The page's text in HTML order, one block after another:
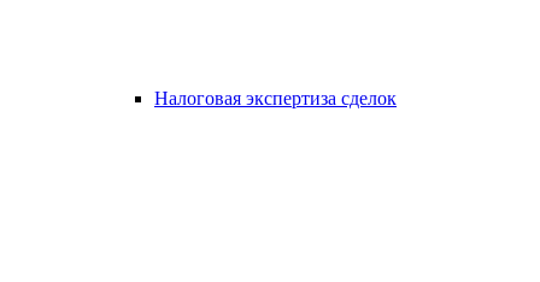
Налоговая экспертиза сделок